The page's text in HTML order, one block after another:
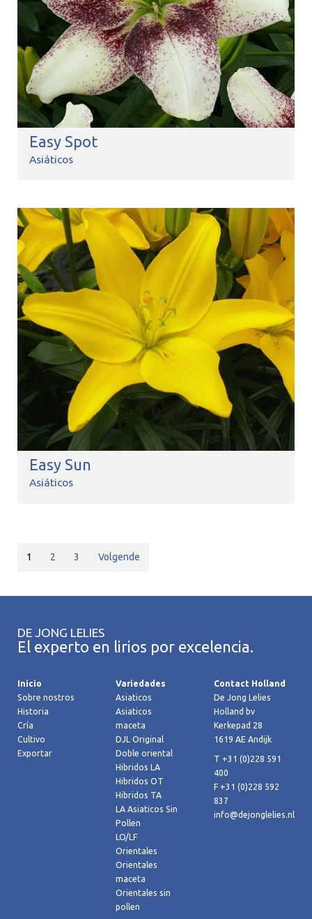
Easy Spot
Asiáticos
Easy Sun
Asiáticos
1 2 3 Volgende
DE JONG LELIES
El experto en lirios por excelencia.
Inicio
Sobre nostros
Historia
Cría
Cultivo
Exportar
Variedades
Asiaticos
Asiaticos
maceta
DJL Original
Doble oriental
Hibridos LA
Hibridos OT
Hibridos TA
LA Asiaticos Sin
Pollen
LO/LF
Orientales
Orientales
maceta
Orientales sin
pollen
Contact Holland
De Jong Lelies
Holland bv
Kerkepad 28
1619 AE Andijk
T +31 (0)228 591
400
F +31 (0)228 592
837
info@dejonglelies.nl